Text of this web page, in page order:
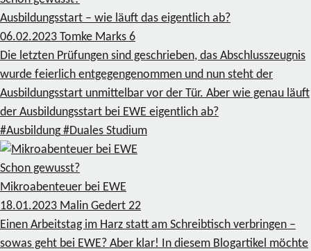
Ausbildungsstart – wie läuft das eigentlich ab?
06.02.2023 Tomke Marks 6
Die letzten Prüfungen sind geschrieben, das Abschlusszeugnis
wurde feierlich entgegengenommen und nun steht der
Ausbildungsstart unmittelbar vor der Tür. Aber wie genau läuft
der Ausbildungsstart bei EWE eigentlich ab?
#Ausbildung #Duales Studium
Schon gewusst?
Mikroabenteuer bei EWE
18.01.2023 Malin Gedert 22
Einen Arbeitstag im Harz statt am Schreibtisch verbringen –
sowas geht bei EWE? Aber klar! In diesem Blogartikel möchte